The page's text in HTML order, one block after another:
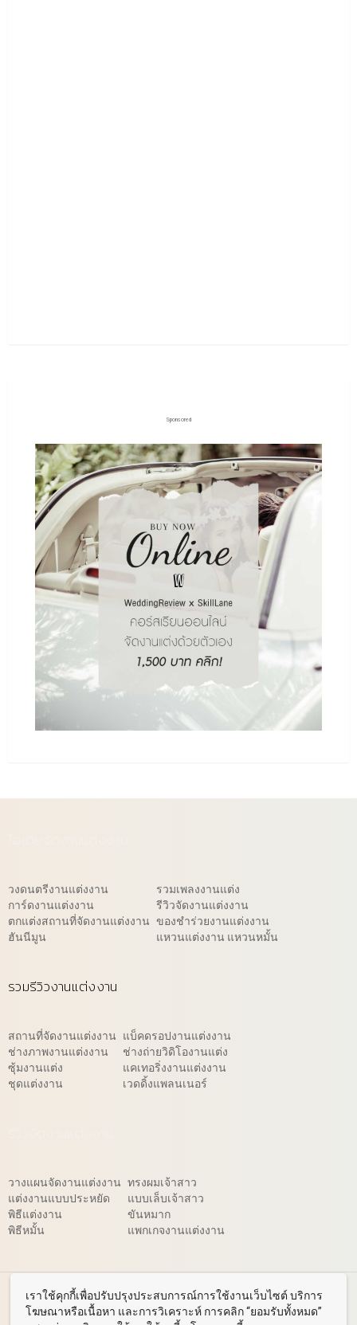
เราใช้คุกกี้เพื่อปรับปรุงประสบการณ์การใช้งานเว็บไซต์ บริการ
โฆษณาหรือเนื้อหา และการวิเคราะห์ การคลิก “ยอมรับทั้งหมด”
Sponsored
วงดนตรีงานแต่งงาน
การ์ดงานแต่งงาน
ตกแต่งสถานที่จัดงานแต่งงาน
ฮันนีมูน
รวมเพลงงานแต่ง
รีวิวจัดงานแต่งงาน
ของชำร่วยงานแต่งงาน
แหวนแต่งงาน แหวนหมั้น
รวมรีวิวงานแต่งงาน
สถานที่จัดงานแต่งงาน
ช่างภาพงานแต่งงาน
ซุ้มงานแต่ง
ชุดแต่งงาน
แบ็คดรอปงานแต่งงาน
ช่างถ่ายวิดิโองานแต่ง
แคเทอริ่งงานแต่งงาน
เวดดิ้งแพลนเนอร์
วางแผนจัดงานแต่งงาน
แต่งงานแบบประหยัด
พิธีแต่งงาน
พิธีหมั้น
ทรงผมเจ้าสาว
แบบเล็บเจ้าสาว
ขันหมาก
แพกเกจงานแต่งงาน
© 2026 WeddingReview.net
สถานที่แต่งงาน
ร้านค้างานแต่ง คอร์สเรียนคู่มือจัดงานแต่งงาน